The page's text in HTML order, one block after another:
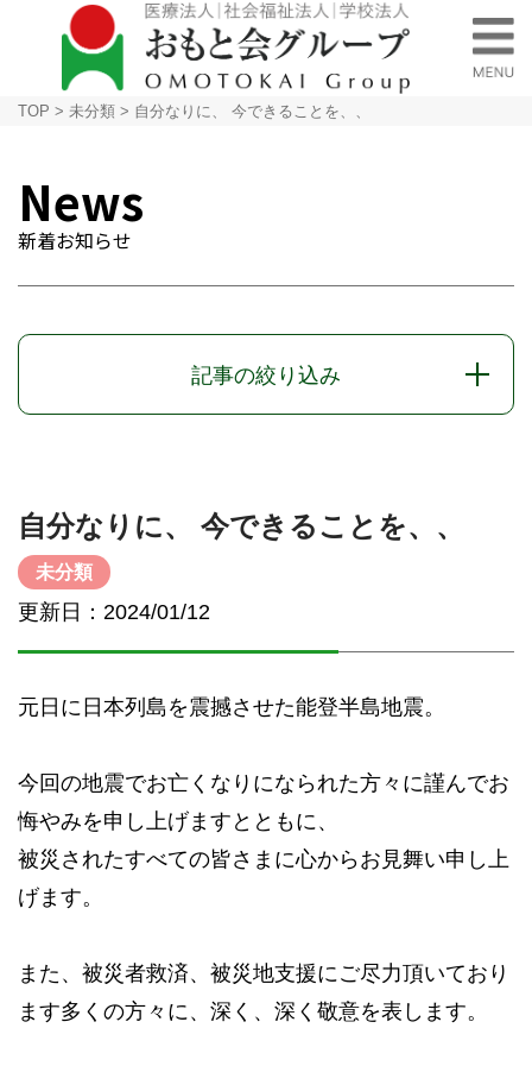
TOP > 未分類 > 自分なりに、 今できることを、、
News
新着お知らせ
記事の絞り込み
自分なりに、 今できることを、、
未分類
更新日：2024/01/12
元日に日本列島を震撼させた能登半島地震。
今回の地震でお亡くなりになられた方々に謹んでお
悔やみを申し上げますとともに、
被災されたすべての皆さまに心からお見舞い申し上
げます。
また、被災者救済、被災地支援にご尽力頂いており
ます多くの方々に、深く、深く敬意を表します。